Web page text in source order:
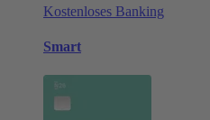
Kostenloses Banking
Smart